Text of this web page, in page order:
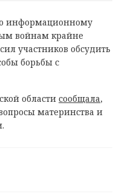
информационному
войнам крайне
участников обсудить
борьбы с
области сообщала,
материнства и